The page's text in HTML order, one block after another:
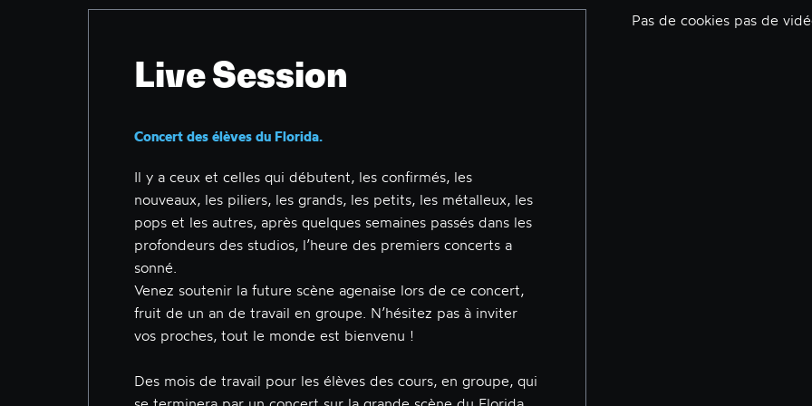
Live Session
Concert des élèves du Florida.
Il y a ceux et celles qui débutent, les confirmés, les
nouveaux, les piliers, les grands, les petits, les métalleux, les
pops et les autres, après quelques semaines passés dans les
profondeurs des studios, l’heure des premiers concerts a
sonné.
Venez soutenir la future scène agenaise lors de ce concert,
fruit de un an de travail en groupe. N’hésitez pas à inviter
vos proches, tout le monde est bienvenu !
Des mois de travail pour les élèves des cours, en groupe, qui
Pas de cookies pas de